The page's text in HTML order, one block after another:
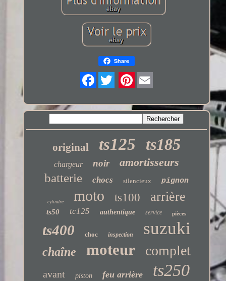
Share
original ts125 ts185
chargeur noir amortisseurs
batterie chocs silencieux pignon
cylindre moto ts100 arrière
ts50 tc125 authentique service pièces
ts400 choc inspection suzuki
chaîne moteur complet
avant piston feu arrière ts250